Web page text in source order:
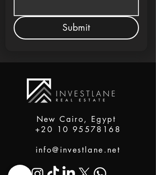
Submit
New Cairo, Egypt
+20 10 95578168
info@investlane.net